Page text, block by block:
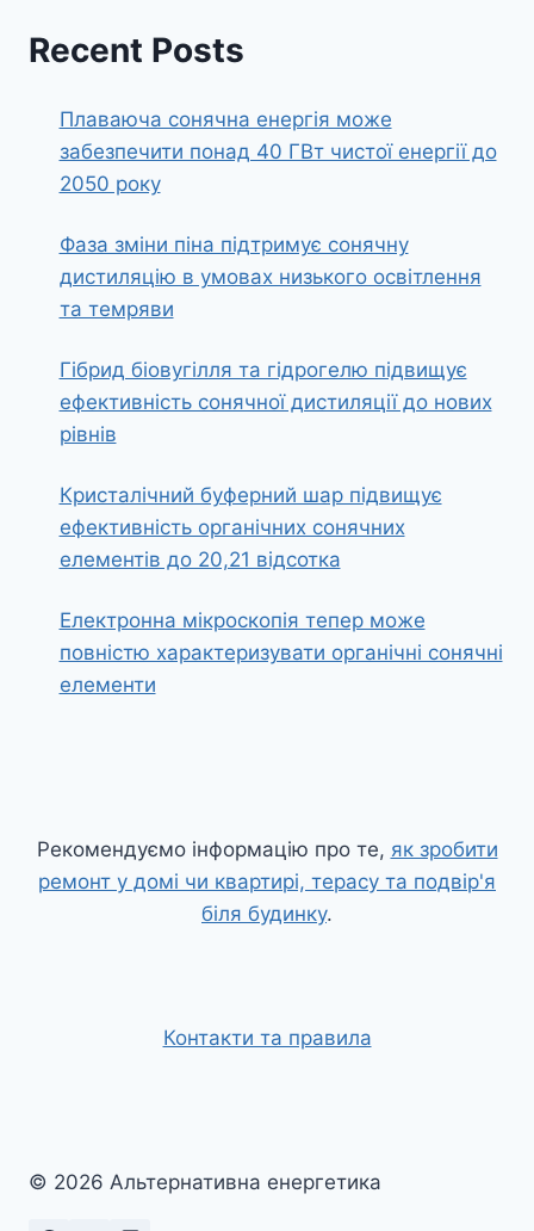
Recent Posts
Плаваюча сонячна енергія може
забезпечити понад 40 ГВт чистої енергії до
2050 року
Фаза зміни піна підтримує сонячну
дистиляцію в умовах низького освітлення
та темряви
Гібрид біовугілля та гідрогелю підвищує
ефективність сонячної дистиляції до нових
рівнів
Кристалічний буферний шар підвищує
ефективність органічних сонячних
елементів до 20,21 відсотка
Електронна мікроскопія тепер може
повністю характеризувати органічні сонячні
елементи
Рекомендуємо інформацію про те, як зробити
ремонт у домі чи квартирі, терасу та подвір'я
біля будинку.
Контакти та правила
© 2026 Альтернативна енергетика